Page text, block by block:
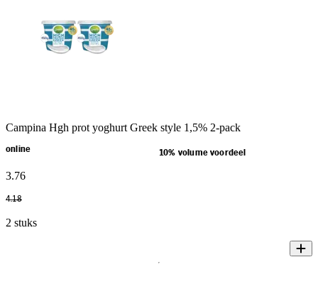
Campina Hgh prot yoghurt Greek style 1,5% 2-pack
online 10% volume voordeel
3.76
4.18
2 stuks